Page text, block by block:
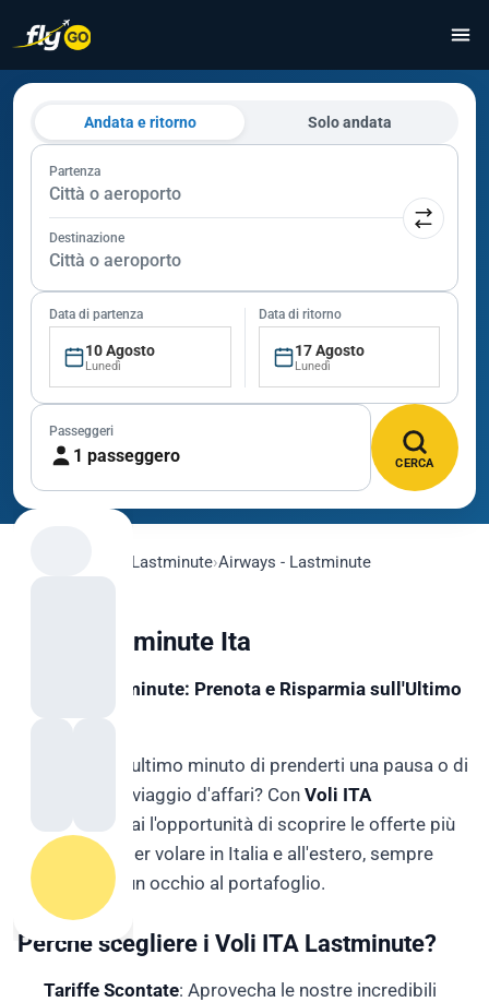
Andata e ritorno Solo andata
Partenza
Città o aeroporto
Destinazione
Città o aeroporto
Data di partenza
10 Agosto
Lunedì
Data di ritorno
17 Agosto
Lunedì
Passeggeri
1 passeggero CERCA
Lastminute›Airways - Lastminute
Voli Lastaminute Ita
Voli ITA Lastminute: Prenota e Risparmia sull'Ultimo
Hai deciso all'ultimo minuto di prenderti una pausa o di
partire per un viaggio d'affari? Con Voli ITA
, hai l'opportunità di scoprire le offerte più
vantaggiose per volare in Italia e all'estero, sempre
mantenendo un occhio al portafoglio.
Perché scegliere i Voli ITA Lastminute?
Tariffe Scontate: Aprovecha le nostre incredibili